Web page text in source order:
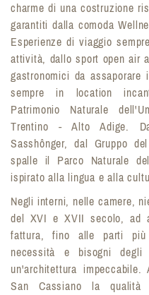
charme di una costruzione
garantiti dalla comoda
Esperienze di viaggio
attività, dallo sport open air
gastronomici da assaporare
sempre in location
Patrimonio Naturale
Trentino - Alto Adige.
Sasshônger, dal Gruppo
spalle il Parco Naturale
ispirato alla lingua e alla
Negli interni, nelle camere,
del XVI e XVII secolo, ad
fattura, fino alle parti più
necessità e bisogni
un'architettura
San Cassiano la